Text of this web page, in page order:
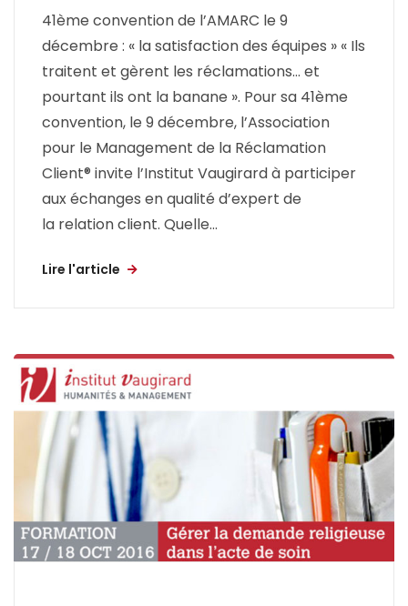
41ème convention de l’AMARC le 9
décembre : « la satisfaction des équipes » « Ils
traitent et gèrent les réclamations… et
pourtant ils ont la banane ». Pour sa 41ème
convention, le 9 décembre, l’Association
pour le Management de la Réclamation
Client® invite l’Institut Vaugirard à participer
aux échanges en qualité d’expert de
la relation client. Quelle...
Lire l'article